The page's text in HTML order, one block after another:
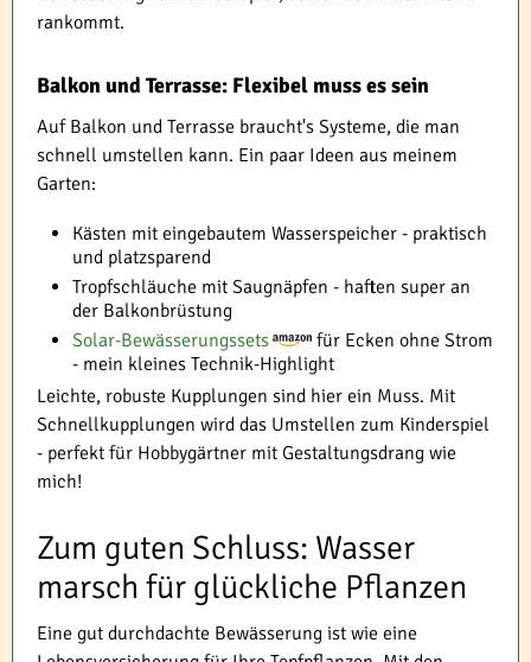
rankommt.
Balkon und Terrasse: Flexibel muss es sein
Auf Balkon und Terrasse braucht's Systeme, die man
schnell umstellen kann. Ein paar Ideen aus meinem
Garten:
Kästen mit eingebautem Wasserspeicher - praktisch
und platzsparend
Tropfschläuche mit Saugnäpfen - haften super an
der Balkonbrüstung
Solar-Bewässerungssets
für Ecken ohne Strom
- mein kleines Technik-Highlight
Leichte, robuste Kupplungen sind hier ein Muss. Mit
Schnellkupplungen wird das Umstellen zum Kinderspiel
- perfekt für Hobbygärtner mit Gestaltungsdrang wie
mich!
Zum guten Schluss: Wasser
marsch für glückliche Pflanzen
Eine gut durchdachte Bewässerung ist wie eine